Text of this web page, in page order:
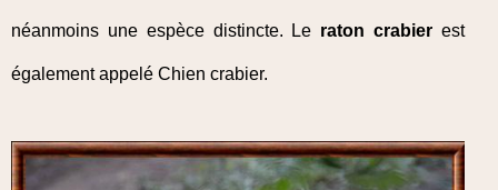
néanmoins une espèce distincte. Le raton crabier est
également appelé Chien crabier.